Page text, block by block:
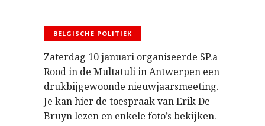
BELGISCHE POLITIEK
Zaterdag 10 januari organiseerde SP.a
Rood in de Multatuli in Antwerpen een
drukbijgewoonde nieuwjaarsmeeting.
Je kan hier de toespraak van Erik De
Bruyn lezen en enkele foto’s bekijken.